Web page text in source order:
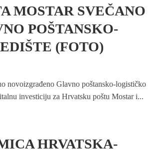
MOSTAR SVEČANO
POŠTANSKO-
(FOTO)
novoizgrađeno Glavno poštansko-logističko
investiciju za Hrvatsku poštu Mostar i...
HRVATSKA-